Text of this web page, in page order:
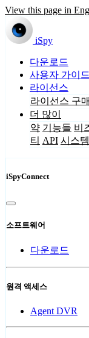
View this page in
iSpy
다운로드
사용자 가이드
라이선스
라이선스 구매
더 많이
약 기능들 비
티 API 시스
iSpyConnect
소프트웨어
다운로드
원격 액세스
Agent DVR